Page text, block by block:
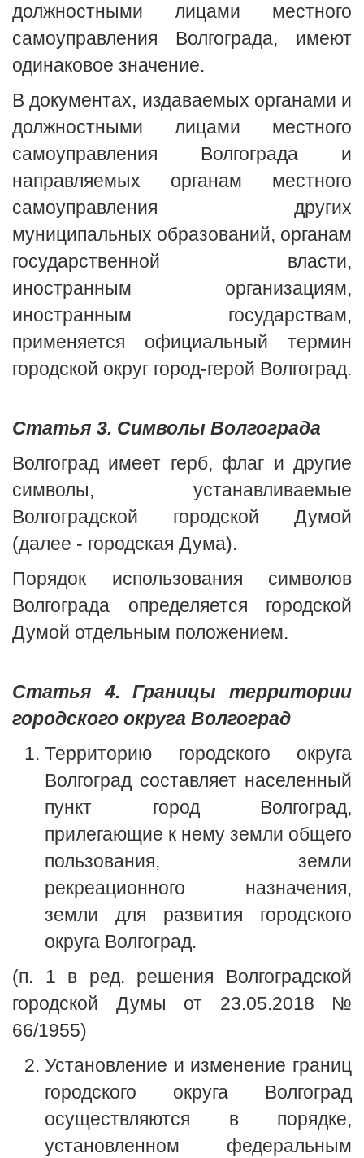
должностными лицами местного
самоуправления Волгограда, имеют
одинаковое значение.
В документах, издаваемых органами и
должностными лицами местного
самоуправления Волгограда и
направляемых органам местного
самоуправления других
муниципальных образований, органам
государственной власти,
иностранным организациям,
иностранным государствам,
применяется официальный термин
городской округ город-герой Волгоград.
Статья 3. Символы Волгограда
Волгоград имеет герб, флаг и другие
символы, устанавливаемые
Волгоградской городской Думой
(далее - городская Дума).
Порядок использования символов
Волгограда определяется городской
Думой отдельным положением.
Статья 4. Границы территории
городского округа Волгоград
Территорию городского округа
Волгоград составляет населенный
пункт город Волгоград,
прилегающие к нему земли общего
пользования, земли
рекреационного назначения,
земли для развития городского
округа Волгоград.
(п. 1 в ред. решения Волгоградской
городской Думы от 23.05.2018 №
66/1955)
Установление и изменение границ
городского округа Волгоград
осуществляются в порядке,
установленном федеральным